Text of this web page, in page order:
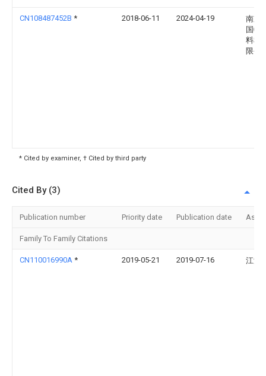
CN108487452B * 2018-06-11 2024-04-19
南京
国特
料科
限公
* Cited by examiner, † Cited by third party
Cited By (3)
Publication number Priority date Publication date
Family To Family Citations
CN110016990A * 2019-05-21 2019-07-16 江海